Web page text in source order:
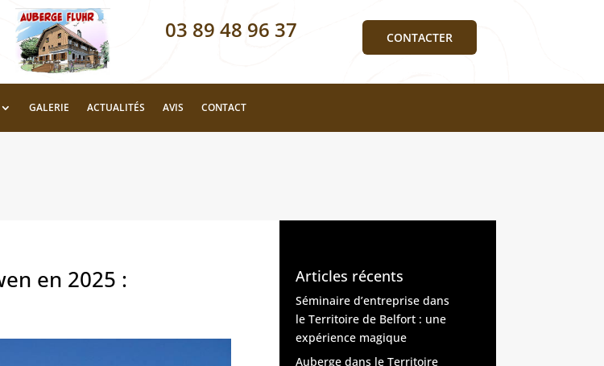
03 89 48 96 37 CONTACTER
GALERIE ACTUALITÉS AVIS CONTACT
en 2025 : Articles récents
Séminaire d’entreprise dans
le Territoire de Belfort : une
expérience magique
Auberge dans le Territoire